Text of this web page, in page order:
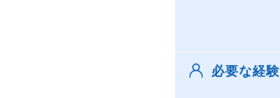
必要な経験